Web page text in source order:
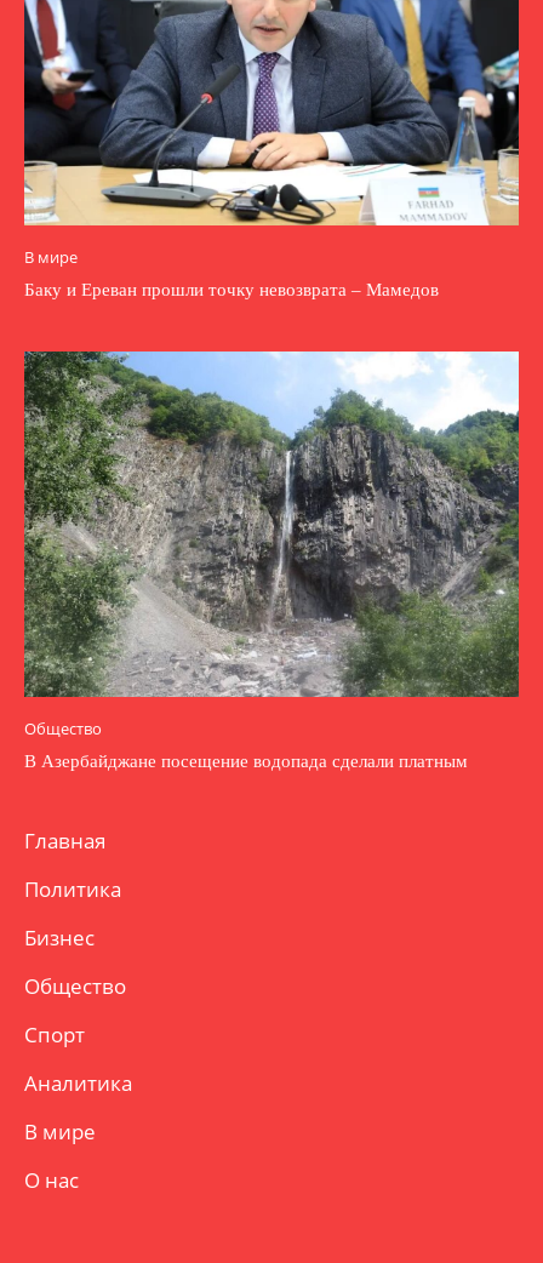
В мире
Баку и Ереван прошли точку невозврата – Мамедов
Общество
В Азербайджане посещение водопада сделали платным
Главная
Политика
Бизнес
Общество
Спорт
Аналитика
В мире
О нас